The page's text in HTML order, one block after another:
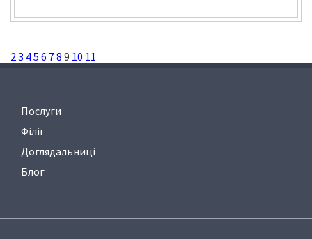
23 45 6 78 9 10 11
Послуги
Філії
Доглядальниці
Блог